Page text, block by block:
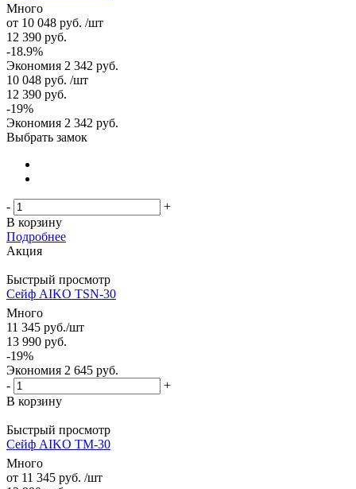
Много
от 10 048 руб. /шт
12 390 руб.
-18.9%
Экономия 2 342 руб.
10 048 руб. /шт
12 390 руб.
-19%
Экономия 2 342 руб.
Выбрать замок
-
+
В корзину
Подробнее
Акция
Быстрый просмотр
Сейф AIKO TSN-30
Много
11 345 руб./шт
13 990 руб.
-19%
Экономия 2 645 руб.
-
+
В корзину
Быстрый просмотр
Сейф AIKO TM-30
Много
от 11 345 руб. /шт